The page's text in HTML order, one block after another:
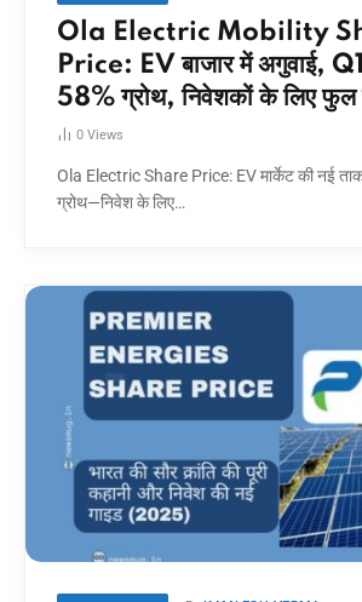
Ola Electric Mobility
Price: EV बाजार में अगुवाई,
58% ग्रोथ, निवेशकों के लिए फुल
0 Views
Ola Electric Share Price: EV मार्केट की नई
ग्रोथ—निवेश के लिए…